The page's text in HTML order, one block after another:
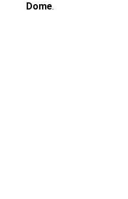
Dome.